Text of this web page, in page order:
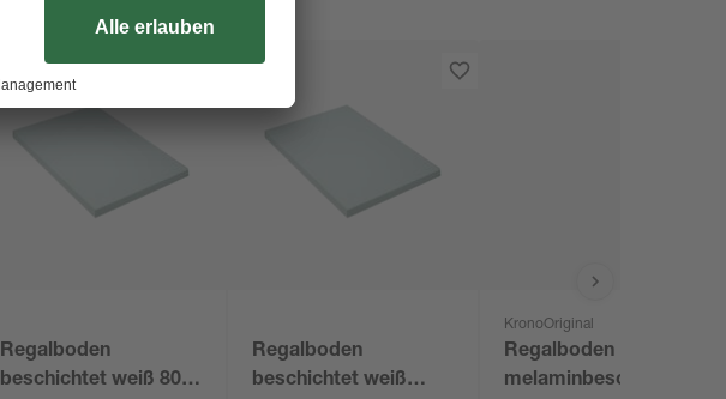
Regalboden
beschichtet weiß 800
Regalboden
beschichtet weiß
KronoOriginal
Regalboden
melaminbeschichtet